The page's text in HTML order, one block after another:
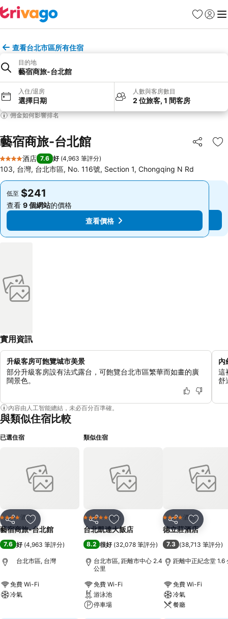
收藏夾
登入 選
查看台北市區所有住宿
目的地
藝宿商旅-台北館
入住/退房
選擇日期
人數與客房數目
2 位旅客, 1 間客房
佣金如何影響排名
藝宿商旅-台北館 分享
放
4 星級
酒店 7.6 好 (4,963 筆評分)
103, 台灣, 台北市區, No. 116號, Section 1, Chongqing N Rd
低至 $241
查看 9 個網站的價格
查看價格
低至 $241
查看 9 個網站的價格
查看價格
實用資訊
升級客房可飽覽城市美景
部分升級客房設有法式露台，可飽覽台北市區繁華而如畫的廣
闊景色。
內
這
舒
內容由人工智能總結，未必百分百準確。
與類似住宿比較
已選住宿
分享 放到收藏夾
4 星級 酒店
藝宿商旅-台北館
7.6 好 (4,963 筆評分)
台北市區, 台灣
免費 Wi-Fi
冷氣
類似住宿
分享 放到收藏夾
5 星級 酒店
台北凱達大飯店
8.2 很好 (32,078 筆評分)
台北市區, 距離市中心 2.4
公里
免費 Wi-Fi
游泳池
停車場
分享 放到收藏
4 星級 酒店
德立莊酒店
7.3 (38,713 筆評分)
距離中正紀念堂 1.6
免費 Wi-Fi
冷氣
餐廳